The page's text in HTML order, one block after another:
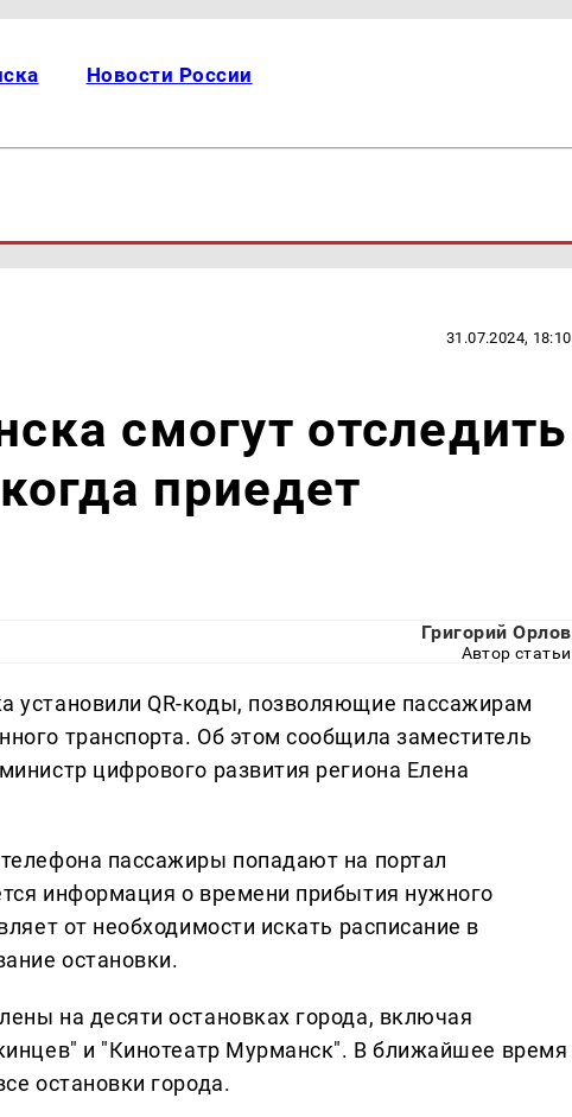
Новости России
31.07.2024, 18:10
смогут отследить
приедет
Григорий Орлов
Автор статьи
установили QR-коды, позволяющие пассажирам
транспорта. Об этом сообщила заместитель
цифрового развития региона Елена
пассажиры попадают на портал
информация о времени прибытия нужного
от необходимости искать расписание в
остановки.
на десяти остановках города, включая
и "Кинотеатр Мурманск". В ближайшее время
остановки города.